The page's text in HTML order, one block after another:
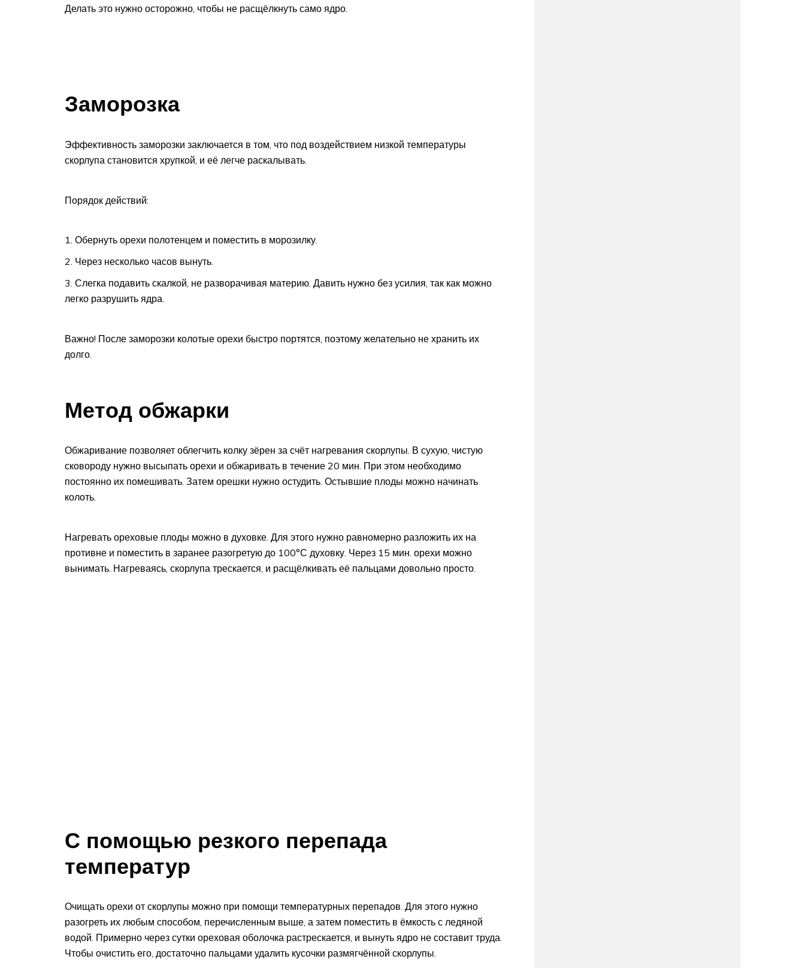
Делать это нужно осторожно, чтобы не расщёлкнуть само ядро.
Заморозка
Эффективность заморозки заключается в том, что под воздействием низкой температуры
скорлупа становится хрупкой, и её легче раскалывать.
Порядок действий:
Обернуть орехи полотенцем и поместить в морозилку.
Через несколько часов вынуть.
Слегка подавить скалкой, не разворачивая материю. Давить нужно без усилия, так как можно
легко разрушить ядра.
Важно! После заморозки колотые орехи быстро портятся, поэтому желательно не хранить их
долго.
Метод обжарки
Обжаривание позволяет облегчить колку зёрен за счёт нагревания скорлупы. В сухую, чистую
сковороду нужно высыпать орехи и обжаривать в течение 20 мин. При этом необходимо
постоянно их помешивать. Затем орешки нужно остудить. Остывшие плоды можно начинать
колоть.
Нагревать ореховые плоды можно в духовке. Для этого нужно равномерно разложить их на
противне и поместить в заранее разогретую до 100°С духовку. Через 15 мин. орехи можно
вынимать. Нагреваясь, скорлупа трескается, и расщёлкивать её пальцами довольно просто.
С помощью резкого перепада
температур
Очищать орехи от скорлупы можно при помощи температурных перепадов. Для этого нужно
разогреть их любым способом, перечисленным выше, а затем поместить в ёмкость с ледяной
водой. Примерно через сутки ореховая оболочка растрескается, и вынуть ядро не составит труда.
Чтобы очистить его, достаточно пальцами удалить кусочки размягчённой скорлупы.